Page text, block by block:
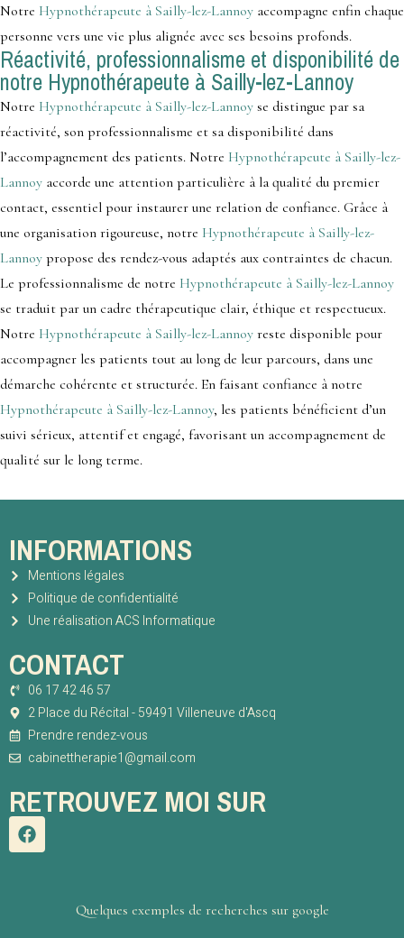
Notre Hypnothérapeute à Sailly-lez-Lannoy accompagne enfin chaque
personne vers une vie plus alignée avec ses besoins profonds.
Réactivité, professionnalisme et disponibilité de
notre Hypnothérapeute à Sailly-lez-Lannoy
Notre Hypnothérapeute à Sailly-lez-Lannoy se distingue par sa
réactivité, son professionnalisme et sa disponibilité dans
l’accompagnement des patients. Notre Hypnothérapeute à Sailly-lez-
Lannoy accorde une attention particulière à la qualité du premier
contact, essentiel pour instaurer une relation de confiance. Grâce à
une organisation rigoureuse, notre Hypnothérapeute à Sailly-lez-
Lannoy propose des rendez-vous adaptés aux contraintes de chacun.
Le professionnalisme de notre Hypnothérapeute à Sailly-lez-Lannoy
se traduit par un cadre thérapeutique clair, éthique et respectueux.
Notre Hypnothérapeute à Sailly-lez-Lannoy reste disponible pour
accompagner les patients tout au long de leur parcours, dans une
démarche cohérente et structurée. En faisant confiance à notre
Hypnothérapeute à Sailly-lez-Lannoy, les patients bénéficient d’un
suivi sérieux, attentif et engagé, favorisant un accompagnement de
qualité sur le long terme.
INFORMATIONS
Mentions légales
Politique de confidentialité
Une réalisation ACS Informatique
CONTACT
06 17 42 46 57
2 Place du Récital - 59491 Villeneuve d'Ascq
Prendre rendez-vous
cabinettherapie1@gmail.com
RETROUVEZ MOI SUR
Quelques exemples de recherches sur google